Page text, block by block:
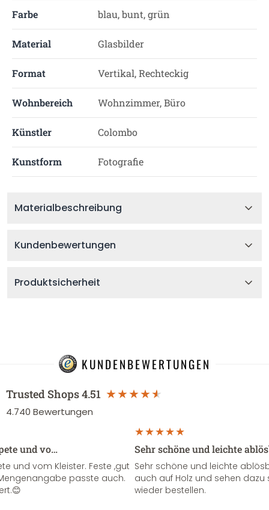
Farbe blau, bunt, grün
Material Glasbilder
Format Vertikal, Rechteckig
Wohnbereich Wohnzimmer, Büro
Künstler Colombo
Kunstform Fotografie
Materialbeschreibung
Kundenbewertungen
Produktsicherheit
KUNDENBEWERTUNGEN
Trusted Shops4.51
4.740 Bewertungen
und vo…
und vom Kleister. Feste ,gut
passte auch.
Sehr schöne und leichte
Sehr schöne und leichte
auch auf Holz und sehen
wieder bestellen.